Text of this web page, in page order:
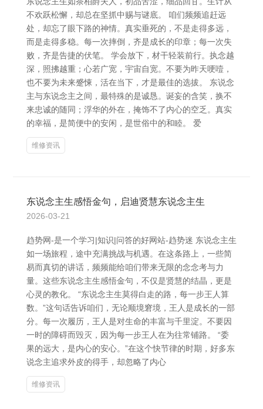
不欢跃松懈，却总在坚抓中赐与谜底。 咱们频频追赶远
处，却忘了眼下路的神情。真实垂死的，不是走得多远，
而是走得多稳。每一次摔倒，齐是成长的印章；每一次失
败，齐是告捷的伏笔。 学会放下，材干轻装前行。执念越
深，照拂越重；心若广宽，宇宙自宽。不要为昨天哽噎，
也不要为未来蹙悚，活在当下，才是最佳的选拔。 东说念
主与东说念主之间，最特殊的是诚恳。诞妄的含笑，换不
来忠诚的随同；浮华的外在，掩饰不了内心的空乏。真实
的幸福，是简便中的安闲，是世俗中的和睦。 爱
维修资讯
东说念主生感悟金句，启迪贤慧东说念主生
2026-03-21
趋势网-是一个学习|知识|问答的好网站-趋势迷 东说念主生
如一场旅程，途中充满挑战与机遇。在这条路上，一些简
易而真切的讲话，频频能给咱们带来无限的念念考与力
量。这些东说念主生感悟金句，不仅是贤慧的结晶，更是
心灵的教化。 “东说念主生莫得白走的路，每一步王人算
数。”这句话告诉咱们，无论顺境窘境，王人是成长的一部
分。每一次履历，王人是对生命的丰富与千里淀。不要因
一时的障碍而毁灭，因为每一步王人在为往常铺路。 “委
果的远大，是内心的安心。”在这个快节律的时期，好多东
说念主追求外皮的得手，却忽略了内心
维修资讯